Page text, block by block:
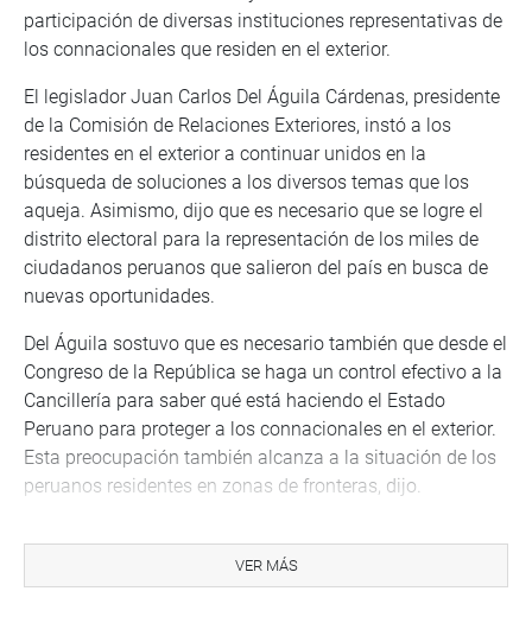
participación de diversas instituciones representativas de
los connacionales que residen en el exterior.
El legislador Juan Carlos Del Águila Cárdenas, presidente
de la Comisión de Relaciones Exteriores, instó a los
residentes en el exterior a continuar unidos en la
búsqueda de soluciones a los diversos temas que los
aqueja. Asimismo, dijo que es necesario que se logre el
distrito electoral para la representación de los miles de
ciudadanos peruanos que salieron del país en busca de
nuevas oportunidades.
Del Águila sostuvo que es necesario también que desde el
Congreso de la República se haga un control efectivo a la
Cancillería para saber qué está haciendo el Estado
Peruano para proteger a los connacionales en el exterior.
Esta preocupación también alcanza a la situación de los
peruanos residentes en zonas de fronteras, dijo.
Los Consejos de Consulta de los peruanos residentes en
VER MÁS